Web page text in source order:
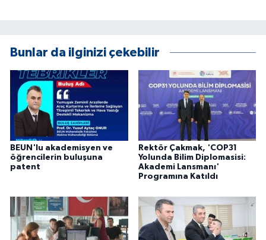
Bunlar da ilginizi çekebilir
BEUN'lu akademisyen ve
öğrencilerin buluşuna
patent
Rektör Çakmak, 'COP31
Yolunda Bilim Diplomasisi:
Akademi Lansmanı'
Programına Katıldı